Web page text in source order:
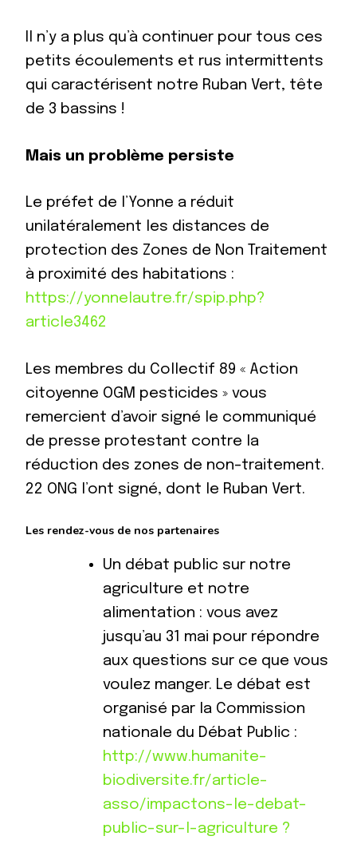
Il n’y a plus qu’à continuer pour tous ces
petits écoulements et rus intermittents
qui caractérisent notre Ruban Vert, tête
de 3 bassins !
Mais un problème persiste
Le préfet de l’Yonne a réduit
unilatéralement les distances de
protection des Zones de Non Traitement
à proximité des habitations :
https://yonnelautre.fr/spip.php?
article3462
Les membres du Collectif 89 « Action
citoyenne OGM pesticides » vous
remercient d’avoir signé le communiqué
de presse protestant contre la
réduction des zones de non-traitement.
22 ONG l’ont signé, dont le Ruban Vert.
Les rendez-vous de nos partenaires
Un débat public sur notre
agriculture et notre
alimentation : vous avez
jusqu’au 31 mai pour répondre
aux questions sur ce que vous
voulez manger. Le débat est
organisé par la Commission
nationale du Débat Public :
http://www.humanite-
biodiversite.fr/article-
asso/impactons-le-debat-
public-sur-l-agriculture ?